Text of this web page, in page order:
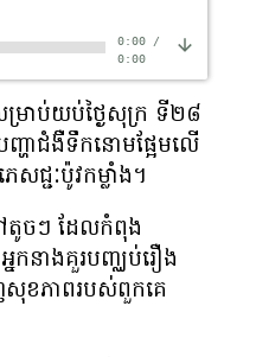
0:00/
0:00
ម្រាប់​យប់​ថ្ងៃសុក្រ ទី២៨
ញ្ហា​ជំងឺ​ទឹកនោមផ្អែម​លើ​
ជ្ជៈ​ប៉ូវ​កម្លាំង។
តូចៗ ដែល​កំពុង​
ក​នាង​គួរ​បញ្ឈប់​រឿង​
ញ​សុខភាព​របស់​ពួក​គេ​